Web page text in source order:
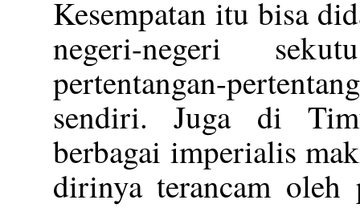
Kesempatan itu bisa
negeri-negeri
pertentangan-
sendiri. Juga di
berbagai imperialis
dirinya terancam oleh